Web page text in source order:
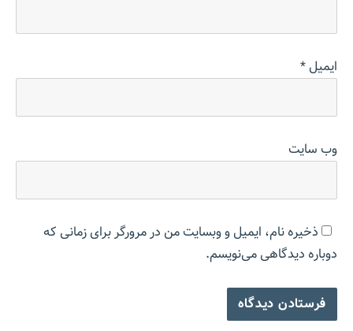
ایمیل*
وب‌ سایت
ذخیره نام، ایمیل و وبسایت من در مرورگر برای زمانی که
دوباره دیدگاهی می‌نویسم.